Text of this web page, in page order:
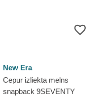
New Era
Cepur izliekta melns
snapback 9SEVENTY